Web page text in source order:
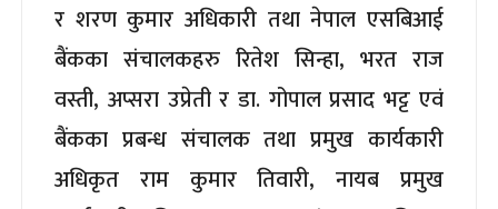
र शरण कुमार अधिकारी तथा नेपाल एसबिआई
बैंकका संचालकहरु रितेश सिन्हा, भरत राज
वस्ती, अप्सरा उप्रेती र डा. गोपाल प्रसाद भट्ट एवं
बैंकका प्रबन्ध संचालक तथा प्रमुख कार्यकारी
अधिकृत राम कुमार तिवारी, नायब प्रमुख